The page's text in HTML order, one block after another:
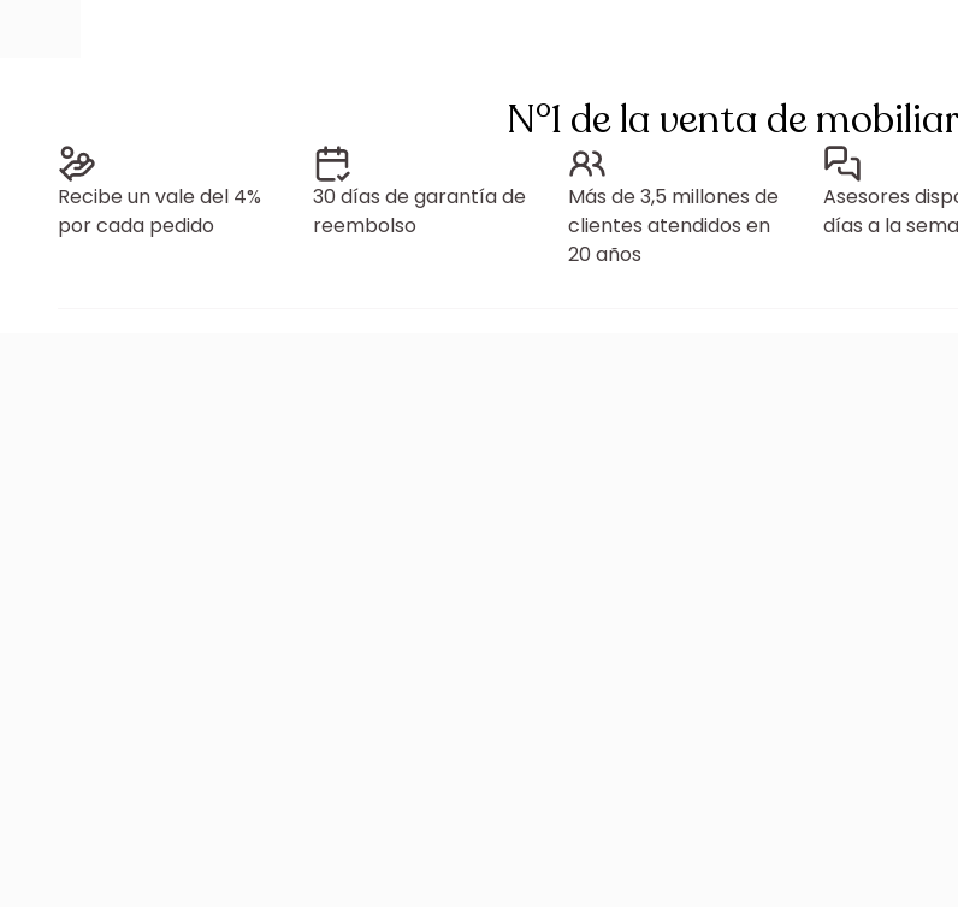
N°1 de la venta de
Recibe un vale del 4%
por cada pedido
30 días de garantía de
reembolso
Más de 3,5 millones de
clientes atendidos en
20 años
Asesores
días a la